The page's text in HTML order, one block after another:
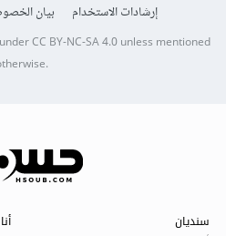
إرشادات الاستخدام
بيان
underCC BY-NC-SA 4.0unless mentioned
otherwise.